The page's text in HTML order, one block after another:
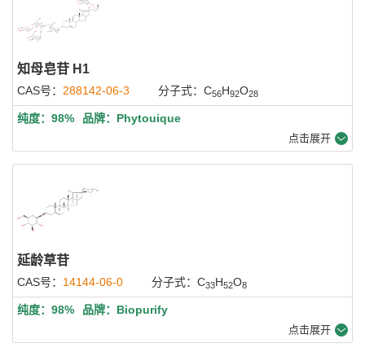
知母皂苷 H1
CAS号： 288142-06-3 分子式：C56H92O28
纯度：98% 品牌：Phytouique
点击展开
延龄草苷
CAS号： 14144-06-0 分子式：C33H52O8
纯度：98% 品牌：Biopurify
点击展开